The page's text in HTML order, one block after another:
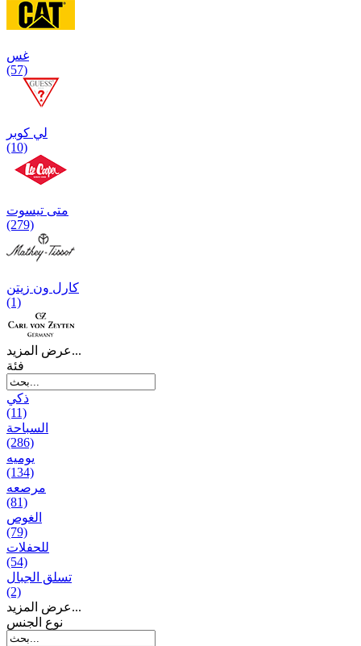
غس
(57)
لي كوبر
(10)
متی تیسوت
(279)
کارل ون زیتن
(1)
عرض المزيد...
فئة
ذكي
(11)
السباحة
(286)
يومیه
(134)
مرصعه
(81)
الغوص
(79)
للحفلات
(54)
تسلق الجبال
(2)
عرض المزيد...
نوع الجنس